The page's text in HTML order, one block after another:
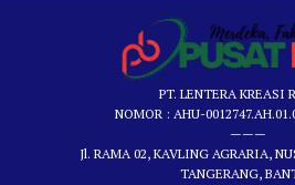
PT. LENTERA KREASI
NOMOR : AHU-
———
Jl. RAMA 02, KAVLING AGRARIA,
TANGERANG,